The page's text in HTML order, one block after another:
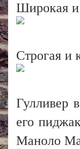
Широкая и
Строгая и
Гулливер
его
Маноло